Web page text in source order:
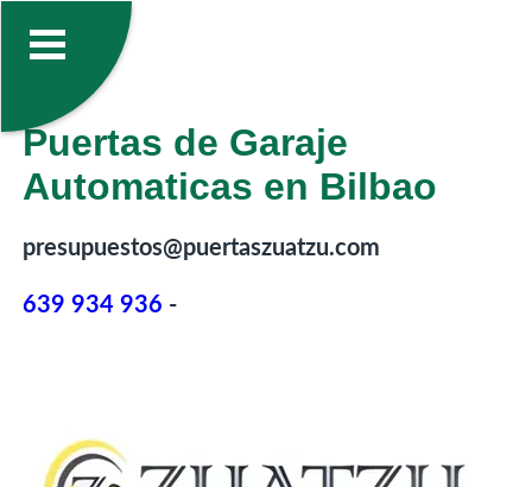
Puertas de Garaje
Automaticas en Bilbao
presupuestos@puertaszuatzu.com
639 934 936 -